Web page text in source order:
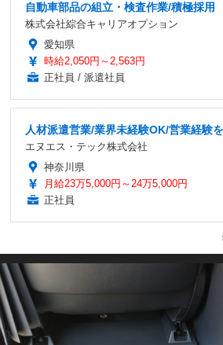
自動車部品の組立・検査作業/積極採用
株式会社綜合キャリアオプション
愛知県
時給2,050円～2,563円
正社員 / 派遣社員
人材派遣営業/業界未経験OK/営業経験
エヌエス・テック株式会社
神奈川県
月給23万5,000円～24万5,000円
正社員